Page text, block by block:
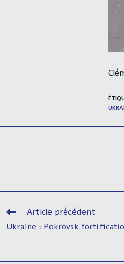
Read
articles
Article précédent
Ukraine : Pokrovsk